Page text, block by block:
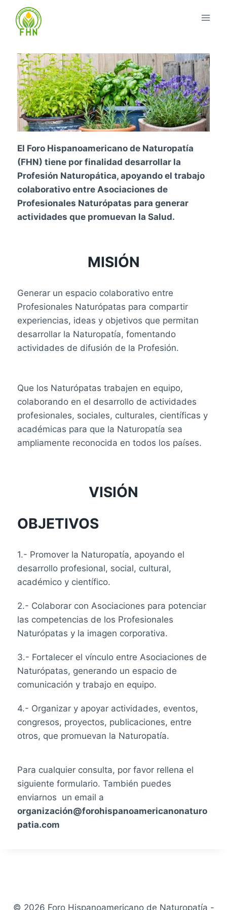
El Foro Hispanoamericano de Naturopatía
(FHN) tiene por finalidad desarrollar la
Profesión Naturopática, apoyando el trabajo
colaborativo entre Asociaciones de
Profesionales Naturópatas para generar
actividades que promuevan la Salud.
MISIÓN
Generar un espacio colaborativo entre
Profesionales Naturópatas para compartir
experiencias, ideas y objetivos que permitan
desarrollar la Naturopatía, fomentando
actividades de difusión de la Profesión.
Que los Naturópatas trabajen en equipo,
colaborando en el desarrollo de actividades
profesionales, sociales, culturales, científicas y
académicas para que la Naturopatía sea
ampliamente reconocida en todos los países.
VISIÓN
OBJETIVOS
1.- Promover la Naturopatía, apoyando el
desarrollo profesional, social, cultural,
académico y científico.
2.- Colaborar con Asociaciones para potenciar
las competencias de los Profesionales
Naturópatas y la imagen corporativa.
3.- Fortalecer el vínculo entre Asociaciones de
Naturópatas, generando un espacio de
comunicación y trabajo en equipo.
4.- Organizar y apoyar actividades, eventos,
congresos, proyectos, publicaciones, entre
otros, que promuevan la Naturopatía.
Para cualquier consulta, por favor rellena el
siguiente formulario. También puedes
enviarnos un email a
organización@forohispanoamericanonaturo
patia.com
© 2026 Foro Hispanoamericano de Naturopatía -